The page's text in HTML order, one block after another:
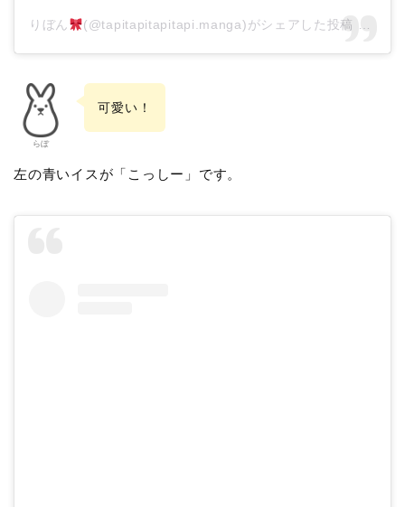
りぼん (@tapitapitapitapi.manga)がシェアした投稿
らぼ
可愛い！
左の青いイスが「こっしー」です。